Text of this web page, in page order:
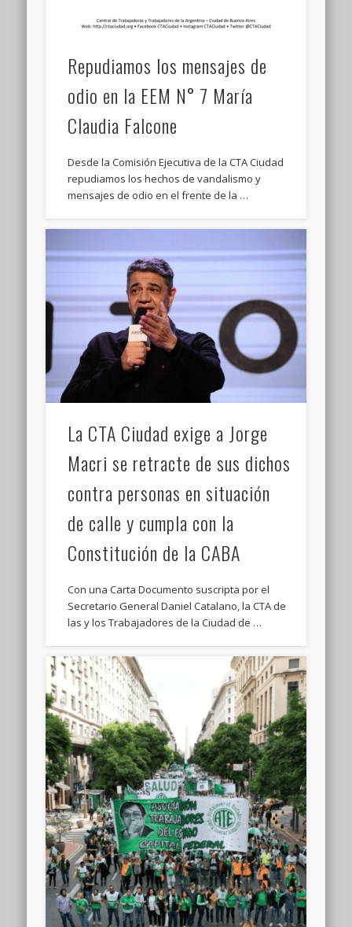
Repudiamos los mensajes de
odio en la EEM N° 7 María
Claudia Falcone
Desde la Comisión Ejecutiva de la CTA Ciudad
repudiamos los hechos de vandalismo y
mensajes de odio en el frente de la …
La CTA Ciudad exige a Jorge
Macri se retracte de sus dichos
contra personas en situación
de calle y cumpla con la
Constitución de la CABA
Con una Carta Documento suscripta por el
Secretario General Daniel Catalano, la CTA de
las y los Trabajadores de la Ciudad de …